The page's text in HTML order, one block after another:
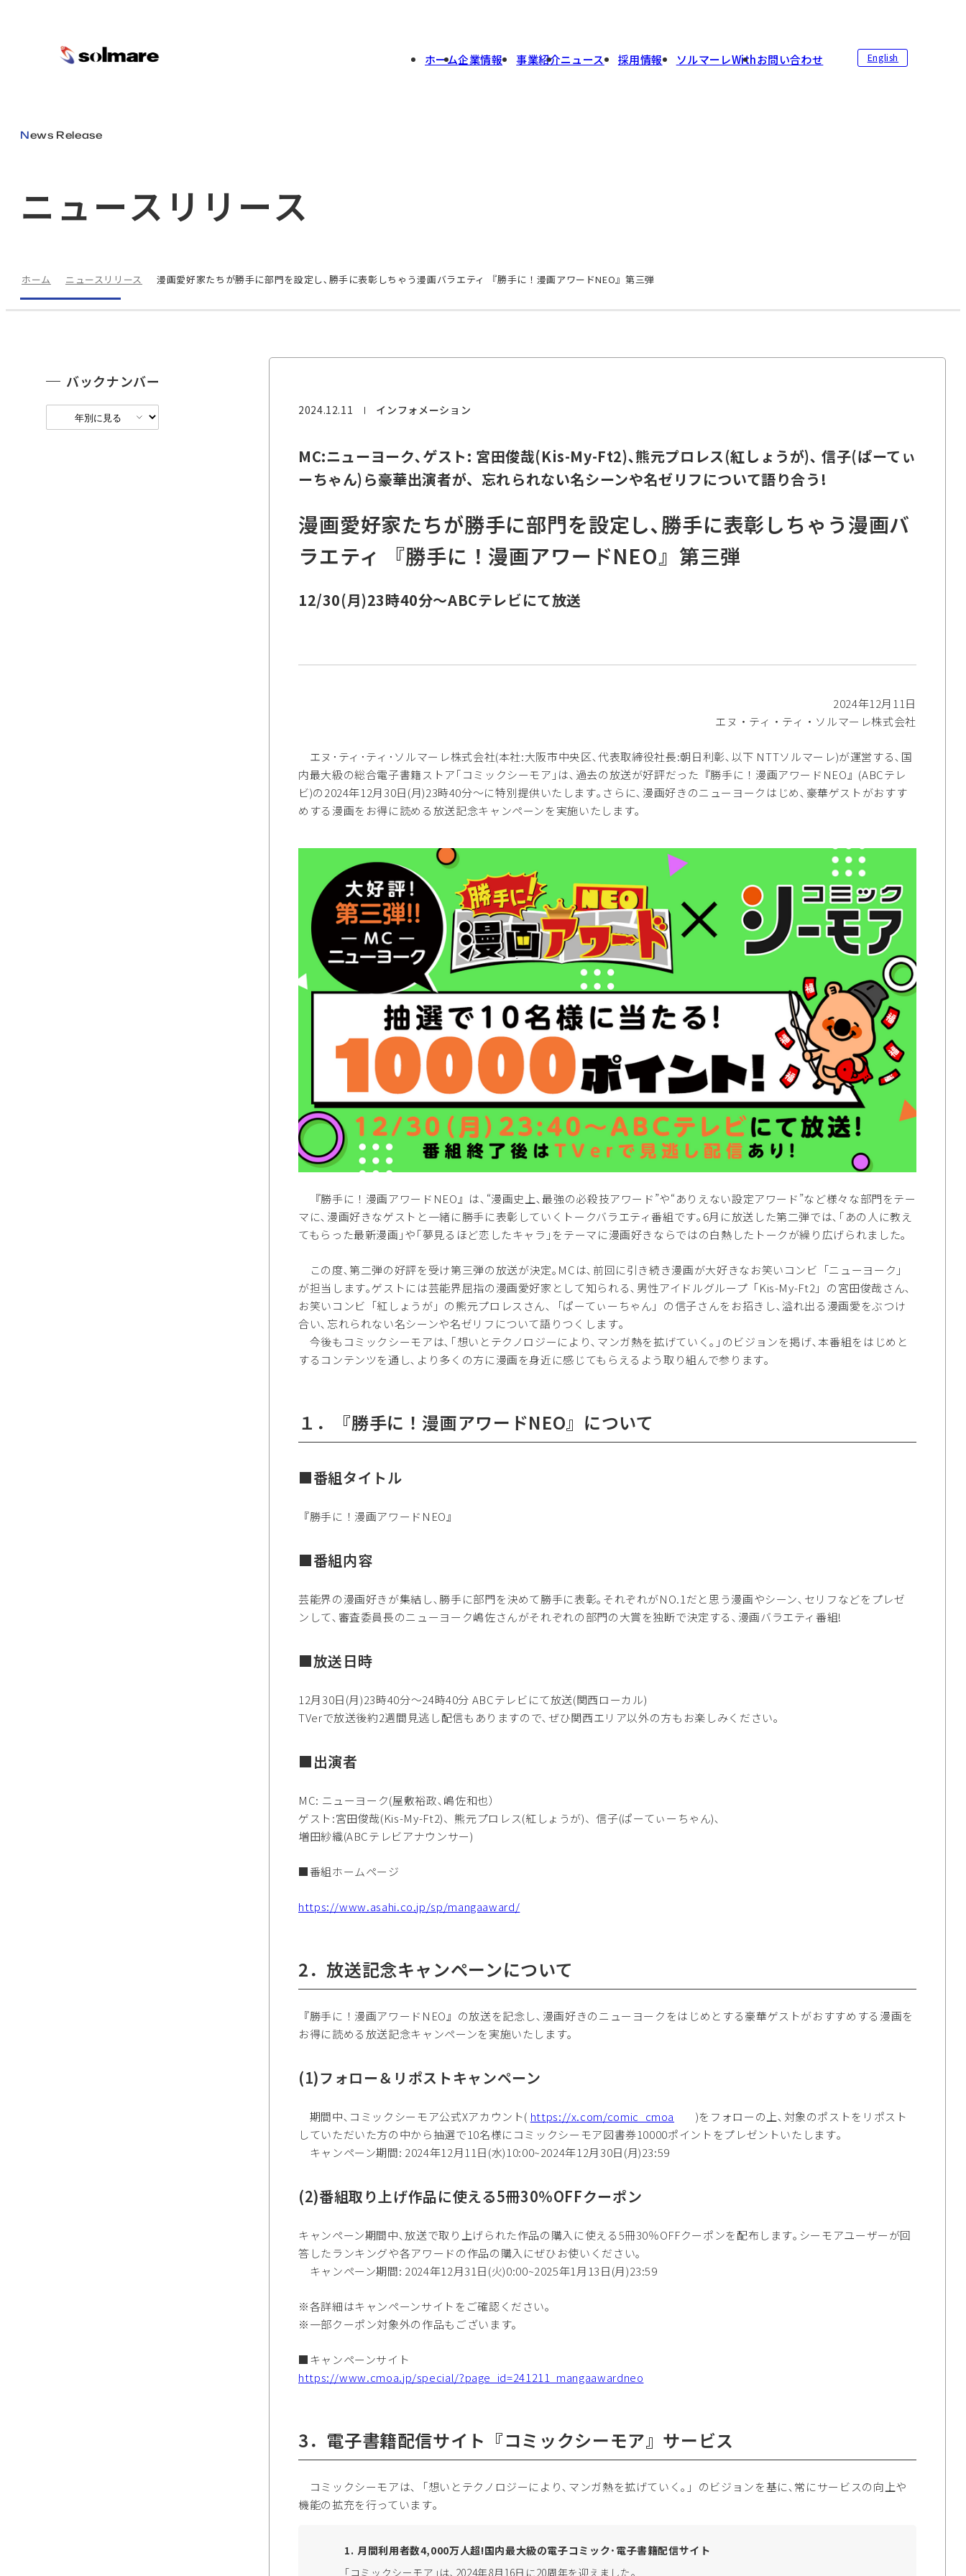
ホーム企業情報 事業紹介ニュース 採用情報 ソルマーレWithお問い合わせ English
ニュースリリース
News Release
ホーム ニュースリリース 漫画愛好家たちが勝手に部門を設定し､勝手に表彰しちゃう漫画バラエティ 『勝手に！漫画アワードNEO』第三弾
2024.12.11 インフォメーション
MC:ニューヨーク､ゲスト: 宮田俊哉(Kis-My-Ft2)､熊元プロレス(紅しょうが)､ 信子(ぱーてぃ
ーちゃん)ら豪華出演者が、忘れられない名シーンや名ゼリフについて語り合う!
漫画愛好家たちが勝手に部門を設定し､勝手に表彰しちゃう漫画バ
ラエティ 『勝手に！漫画アワードNEO』第三弾
12/30(月)23時40分～ABCテレビにて放送
2024年12月11日
エヌ・ティ・ティ・ソルマーレ株式会社
エヌ･ティ･ティ･ソルマーレ株式会社(本社:大阪市中央区､代表取締役社長:朝日利彰､以下 NTTソルマーレ)が運営する､国
内最大級の総合電子書籍ストア｢コミックシーモア｣は､過去の放送が好評だった『勝手に！漫画アワードNEO』(ABCテレ
ビ)の2024年12月30日(月)23時40分～に特別提供いたします｡さらに､漫画好きのニューヨークはじめ､豪華ゲストがおすす
めする漫画をお得に読める放送記念キャンペーンを実施いたします｡
『勝手に！漫画アワードNEO』は､“漫画史上､最強の必殺技アワード”や“ありえない設定アワード”など様々な部門をテー
マに､漫画好きなゲストと一緒に勝手に表彰していくトークバラエティ番組です｡6月に放送した第二弾では､｢あの人に教え
てもらった最新漫画｣や｢夢見るほど恋したキャラ｣をテーマに漫画好きならではの白熱したトークが繰り広げられました｡
この度､第二弾の好評を受け第三弾の放送が決定｡MCは､前回に引き続き漫画が大好きなお笑いコンビ「ニューヨーク」
が担当します｡ゲストには芸能界屈指の漫画愛好家として知られる､男性アイドルグループ「Kis-My-Ft2」の宮田俊哉さん､
お笑いコンビ「紅しょうが」の熊元プロレスさん､「ぱーてぃーちゃん」の信子さんをお招きし､溢れ出る漫画愛をぶつけ
合い､忘れられない名シーンや名ゼリフについて語りつくします｡
今後もコミックシーモアは､｢想いとテクノロジーにより､マンガ熱を拡げていく｡｣のビジョンを掲げ､本番組をはじめと
するコンテンツを通し､より多くの方に漫画を身近に感じてもらえるよう取り組んで参ります｡
１．『勝手に！漫画アワードNEO』について
■番組タイトル
『勝手に！漫画アワードNEO』
■番組内容
芸能界の漫画好きが集結し､勝手に部門を決めて勝手に表彰｡それぞれがNO.1だと思う漫画やシーン､セリフなどをプレゼ
ンして､審査委員長のニューヨーク嶋佐さんがそれぞれの部門の大賞を独断で決定する､漫画バラエティ番組!
■放送日時
12月30日(月)23時40分～24時40分 ABCテレビにて放送(関西ローカル)
TVerで放送後約2週間見逃し配信もありますので､ぜひ関西エリア以外の方もお楽しみください｡
■出演者
MC: ニューヨーク(屋敷裕政､嶋佐和也）
ゲスト:宮田俊哉(Kis-My-Ft2)、熊元プロレス(紅しょうが)、信子(ぱーてぃーちゃん)､
増田紗織(ABCテレビアナウンサー)
■番組ホームページ
https://www.asahi.co.jp/sp/mangaaward/
2．放送記念キャンペーンについて
『勝手に！漫画アワードNEO』の放送を記念し､漫画好きのニューヨークをはじめとする豪華ゲストがおすすめする漫画を
お得に読める放送記念キャンペーンを実施いたします｡
(1)フォロー＆リポストキャンペーン
期間中､コミックシーモア公式Xアカウント( https://x.com/comic_cmoa
)をフォローの上､対象のポストをリポスト
していただいた方の中から抽選で10名様にコミックシーモア図書券10000ポイントをプレゼントいたします｡
キャンペーン期間: 2024年12月11日(水)10:00~2024年12月30日(月)23:59
(2)番組取り上げ作品に使える5冊30％OFFクーポン
キャンペーン期間中､放送で取り上げられた作品の購入に使える5冊30％OFFクーポンを配布します｡シーモアユーザーが回
答したランキングや各アワードの作品の購入にぜひお使いください｡
キャンペーン期間: 2024年12月31日(火)0:00~2025年1月13日(月)23:59
※各詳細はキャンペーンサイトをご確認ください｡
※一部クーポン対象外の作品もございます。
■キャンペーンサイト
https://www.cmoa.jp/special/?page_id=241211_mangaawardneo
3．電子書籍配信サイト『コミックシーモア』サービス
コミックシーモアは､「想いとテクノロジーにより､マンガ熱を拡げていく｡」のビジョンを基に､常にサービスの向上や
機能の拡充を行っています｡
月間利用者数4,000万人超!国内最大級の電子コミック･電子書籍配信サイト
｢コミックシーモア｣は､2024年8月16日に20周年を迎えました。
バックナンバー